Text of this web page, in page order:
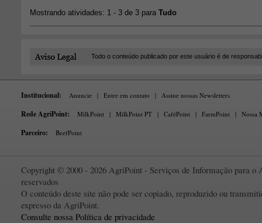
Todo o conteúdo publicado por este usuário é de
Institucional: Anuncie | Entre em contato | Assine nossas Newsletters
Rede AgriPoint: MilkPoint | MilkPoint PT | CaféPoint | FarmPoint | Nossa
Parceiro: BeefPoint
Copyright © 2000 - 2026 AgriPoint - Serviços de Informação para o
reservados
O conteúdo deste site não pode ser copiado, reproduzido ou
expresso da AgriPoint.
Consulte nossa Política de privacidade